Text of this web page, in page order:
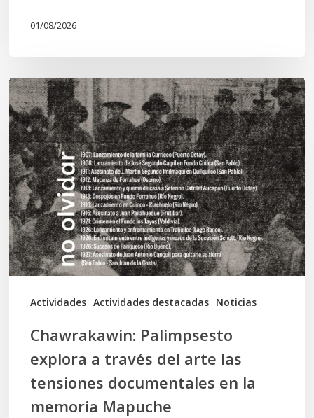
01/08/2026
Actividades Actividades destacadas Noticias
Chawrakawin:
Palimpsesto
explora
a
través
del
arte
las
tensiones
documentales
memoria
Mapuche
Chawrakawin: Palimpsesto
explora a través del arte las
tensiones documentales en la
memoria Mapuche